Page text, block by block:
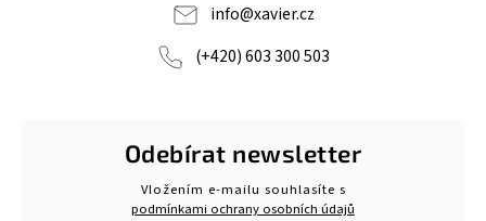
info@xavier.cz
(+420) 603 300 503
Odebírat newsletter
Vložením e-mailu souhlasíte s
podmínkami ochrany osobních údajů